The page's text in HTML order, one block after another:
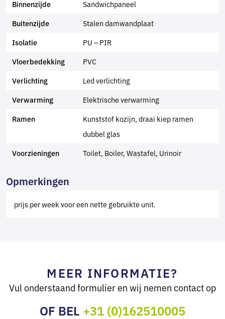
Binnenzijde Sandwichpaneel
Buitenzijde Stalen damwandplaat
Isolatie PU – PIR
Vloerbedekking PVC
Verlichting Led verlichting
Verwarming Elektrische verwarming
Ramen
Kunststof kozijn, draai kiep ramen
dubbel glas
Voorzieningen Toilet, Boiler, Wastafel, Urinoir
Opmerkingen
prijs per week voor een nette gebruikte unit.
MEER INFORMATIE?
Vul onderstaand formulier en wij nemen contact op
OF BEL +31 (0)162510005